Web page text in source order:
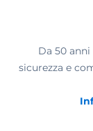
Da 50
sicurezza e